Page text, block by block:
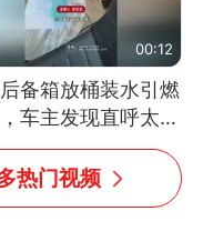
00:12
备箱放桶装水引燃
车主发现直呼太危
拍出来让大家都避
危险”
热门视频